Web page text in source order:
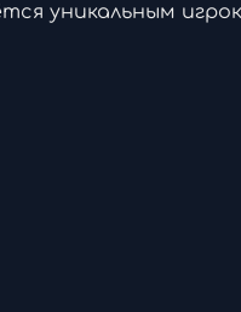
уникальным